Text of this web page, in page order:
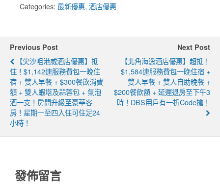
Categories: 最新優惠, 酒店優惠
Previous Post
【尖沙咀港威酒店優惠】抵
住！$1,142連服務費包一晚住
宿 + 雙人早餐 + $300餐飲消費
額 + 雙人蝦塔及蒜蓉包 + 氣泡
酒一支！房間升級至豪華客
房！星期一至四入住可住足24
小時！
Next Post
【北角海逸酒店優惠】超抵！
$1,584連服務費包一晚住宿 +
雙人早餐 + 雙人自助晚餐 +
$200餐飲額 + 延遲退房至下午3
時！DBS用戶有一折code搶！
發佈留言